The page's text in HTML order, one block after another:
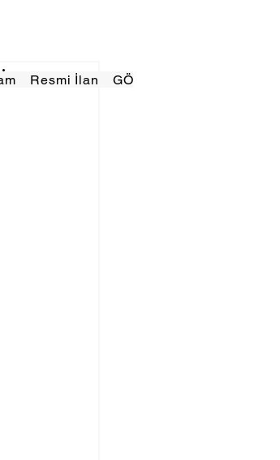
Resmi İlan GÖRÜNÜMTV